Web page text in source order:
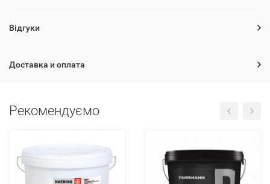
Відгуки
Доставка и оплата
Рекомендуємо